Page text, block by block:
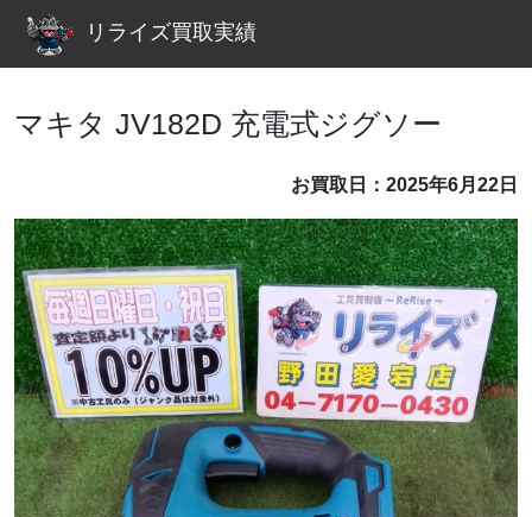
リライズ買取実績
マキタ JV182D 充電式ジグソー
お買取日：2025年6月22日